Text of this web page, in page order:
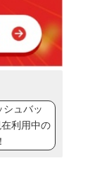
シュバッ
利用中の